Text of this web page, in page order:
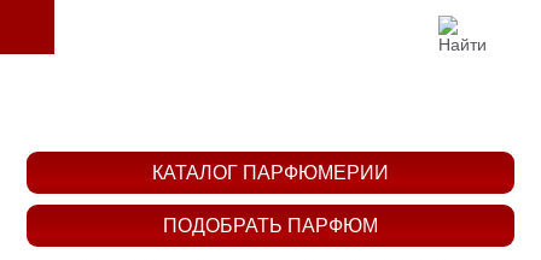
ПОДОБРАТЬ ПАРФЮМ
КАТАЛОГ ПАРФЮМЕРИИ